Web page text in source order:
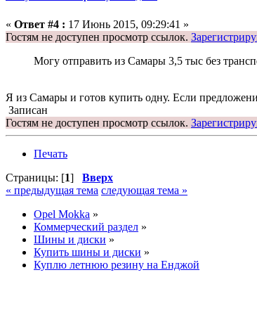
« Ответ #4 : 17 Июнь 2015, 09:29:41 »
Гостям не доступен просмотр ссылок.
Могу отправить из Самары 3,5 тыс без
Я из Самары и готов купить одну. Если
Записан
Гостям не доступен просмотр ссылок.
Печать
Страницы: [1] Вверх
« предыдущая тема следующая тема »
Opel Mokka »
Коммерческий раздел »
Шины и диски »
Купить шины и диски »
Куплю летнюю резину на Енджой